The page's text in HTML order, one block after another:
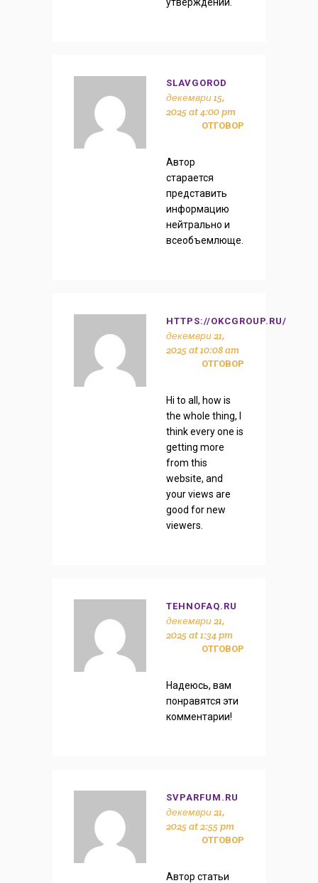
SLAVGOROD
декември 15,
2025 at 4:00 pm
ОТГОВОР
Автор
старается
представить
информацию
нейтрально и
всеобъемлюще.
HTTPS://OKCGROUP.RU/
декември 21,
2025 at 10:08 am
ОТГОВОР
Hi to all, how is
the whole thing, I
think every one is
getting more
from this
website, and
your views are
good for new
viewers.
TEHNOFAQ.RU
декември 21,
2025 at 1:34 pm
ОТГОВОР
Надеюсь, вам
понравятся эти
комментарии!
SVPARFUM.RU
декември 21,
2025 at 2:55 pm
ОТГОВОР
Автор статьи